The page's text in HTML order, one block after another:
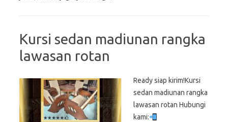
Kursi sedan madiunan rangka
lawasan rotan
Ready siap kirim!Kursi
sedan madiunan rangka
lawasan rotan Hubungi
kami: